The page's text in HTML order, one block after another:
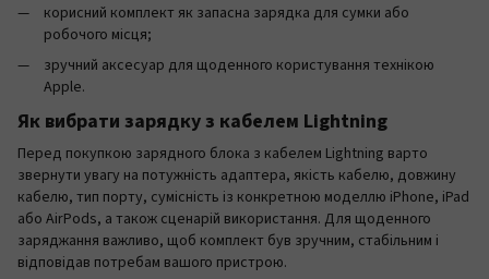
корисний комплект як запасна зарядка для сумки або
робочого місця;
зручний аксесуар для щоденного користування технікою
Apple.
Як вибрати зарядку з кабелем Lightning
Перед покупкою зарядного блока з кабелем Lightning варто
звернути увагу на потужність адаптера, якість кабелю, довжину
кабелю, тип порту, сумісність із конкретною моделлю iPhone, iPad
або AirPods, а також сценарій використання. Для щоденного
заряджання важливо, щоб комплект був зручним, стабільним і
відповідав потребам вашого пристрою.